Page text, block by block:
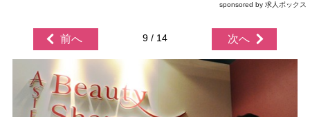
sponsored by 求人ボックス
前へ 9 / 14 次へ